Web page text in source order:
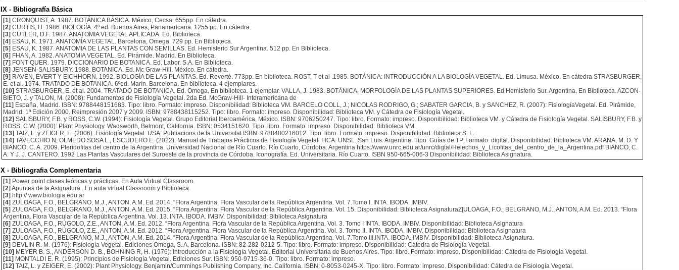
IX - Bibliografía Básica
[1] CRONQUIST, A. 1987. BOTÁNICA BÁSICA. México, Cecsa. 655pp. En cátedra.
[2] CURTIS, H. 1986. BIOLOGÍA. 4º ed. Buenos Aires, Panamericana. 1255 pp. En cátedra.
[3] CUTLER, D.F. 1987. ANATOMIA VEGETAL APLICADA. Ed. Biblioteca.
[4] ESAU, K. 1971. ANATOMÍA VEGETAL. Barcelona, Omega. 729 pp. En Biblioteca.
[5] ESAU, K. 1987. ANATOMIA DE LAS PLANTAS CON SEMILLAS. Ed. Hemisferio Sur Argentina. 512 pp. En Biblioteca.
[6] FHAN, A. 1982. ANATOMIA VEGETAL. Ed. Pirámide. Madrid. En Biblioteca.
[7] FONT QUER. 1979. DICCIONARIO DE BOTANICA. Ed. Labor. S.A. En Biblioteca.
[8] JENSEN-SALISBURY. 1988. BOTANICA. Ed. Mc Graw-Hill. México. En cátedra.
[9] RAVEN, EVERT Y EICHHORN. 1992. BIOLOGÍA DE LAS PLANTAS. Ed. Revertè. 773pp. En biblioteca. ROST, T et al .1985. BOTÁNICA: INTRODUCCIÓN A LA BIOLOGÍA VEGETAL. Ed. Limusa. México. En cátedra STRASBURGER,
E. et al. 1974. TRATADO DE BOTANICA. 6ºed. Marín. Barcelona. En biblioteca. 4 ejemplares.
[10] STRASBURGER, E. et al. 2004. TRATADO DE BOTANICA. Ed. Omega. En biblioteca. 1 ejemplar. VALLA, J. 1983. BOTÁNICA. MORFOLOGÍA DE LAS PLANTAS SUPERIORES. Ed Hemisferio Sur. Argentina. En Biblioteca. AZCON-
BIETO, J. y TALON, M. (2008): Fundamentos de Fisiología Vegetal. 2da Ed. McGraw-Hill- Interamericana de
[11] España, Madrid. ISBN: 9788448151683. Tipo: libro. Formato: impreso. Disponibilidad: Biblioteca VM. BARCELO COLL, J.; NICOLAS RODRIGO, G.; SABATER GARCIA, B. y SANCHEZ, R. (2007): FisiologíaVegetal. Ed. Pirámide,
Madrid. 1ª Edición 2000. Reimpresión 2007 y 2009. ISBN: 9788438115252. Tipo: libro. Formato: impreso. Disponibilidad: Biblioteca VM. y Cátedra de Fisiología Vegetal.
[12] SALISBURY, F.B. y ROSS, C.W. (1994): Fisiología Vegetal. Grupo Editorial Iberoamérica, México. ISBN: 9706250247. Tipo: libro. Formato: impreso. Disponibilidad: Biblioteca VM. y Cátedra de Fisiología Vegetal. SALISBURY, F.B. y
ROSS, C.W. (2000): Plant Physiology. Wadsworth, Belmont, California. ISBN: 0534151620. Tipo: libro. Formato: impreso. Disponibilidad: Biblioteca VM.
[13] TAIZ, L. y ZEIGER, E. (2006): Fisiología Vegetal. USA. Publiacions de la Universitat ISBN: 9788480216012. Tipo: libro. Formato: impreso. Disponibilidad: Biblioteca S. L.
[14] TAVECCHIO N, OLMEDO SOSA L., ESCUDERO E. (2022): Manual de Trabajos Prácticos de Fisiología Vegetal. FICA. UNSL. San Luis. Argentina. Tipo: Guías de TP. Formato: digital. Disponibilidad: Biblioteca VM. ARANA, M. D. Y
BIANCO, C. A. 2009. Pteridofitas del centro de la Argentina. Universidad Nacional de Río Cuarto. Río Cuarto, Córdoba. Argentina https://www.unrc.edu.ar/unrc/digtal/Helechos_y_Licofitas_del_centro_de_la_Argentina.pdf BIANCO, C.
A. Y J. J. CANTERO. 1992 Las Plantas Vasculares del Suroeste de la provincia de Córdoba. Iconografía. Ed. Universitaria. Río Cuarto. ISBN 950-665-006-3 Disponibilidad: Biblioteca Asignatura.
X - Bibliografia Complementaria
[1] Power point clases teóricas y prácticas. En Aula Virtual Classroom.
[2] Apuntes de la Asignatura . En aula virtual Classroom y Biblioteca.
[3] http:// www.biologia.edu.ar
[4] ZULOAGA, F.O., BELGRANO, M.J., ANTON, A.M. Ed. 2014. “Flora Argentina. Flora Vascular de la República Argentina. Vol. 7.Tomo I. INTA. IBODA. IMBIV.
[5] ZULOAGA, F.O., BELGRANO, M.J., ANTON, A.M. Ed. 2015. “Flora Argentina. Flora Vascular de la República Argentina. Vol. 15. Disponibilidad: Biblioteca AsignaturaZ[ULOAGA, F.O., BELGRANO, M.J., ANTON, A.M. Ed. 2013. “Flora
Argentina. Flora Vascular de la República Argentina. Vol. 13. INTA. IBODA. IMBIV. Disponibilidad: Biblioteca Asignatura
[6] ZULOAGA, F.O., RÚGOLO, Z.E., ANTON, A.M. Ed. 2012. “Flora Argentina. Flora Vascular de la República Argentina. Vol. 3. Tomo I INTA. IBODA. IMBIV. Disponibilidad: Biblioteca Asignatura
[7] ZULOAGA, F.O., RÚGOLO, Z.E., ANTON, A.M. Ed. 2012. “Flora Argentina. Flora Vascular de la República Argentina. Vol. 3. Tomo II. INTA. IBODA. IMBIV. Disponibilidad: Biblioteca Asignatura
[8] ZULOAGA, F.O., BELGRANO, M.J., ANTON, A.M. Ed. 2014. “Flora Argentina. Flora Vascular de la República Argentina. Vol. 7.Tomo III.INTA. IBODA. IMBIV. Disponibilidad: Biblioteca Asignatura.
[9] DEVLIN R. M. (1976): Fisiología Vegetal. Ediciones Omega, S. A. Barcelona. ISBN: 82-282-0212-5. Tipo: libro. Formato: impreso. Disponibilidad: Cátedra de Fisiología Vegetal.
[10] MEYER B. S., ANDERSON D. B., BOHNING R, H. (1976): Introducción a la Fisiología Vegetal. Editorial Universitaria de Buenos Aires. Tipo: libro. Formato: impreso. Disponibilidad: Cátedra de Fisiología Vegetal.
[11] MONTALDI E. R. (1995): Principios de Fisiología Vegetal. Ediciones Sur. ISBN: 950-9715-36-0. Tipo: libro. Formato: impreso.
[12] TAIZ, L. y ZEIGER, E. (2002): Plant Physiology. Benjamin/Cummings Publishing Company, Inc. California. ISBN: 0-8053-0245-X. Tipo: libro. Formato: impreso. Disponibilidad: Cátedra de Fisiología Vegetal.